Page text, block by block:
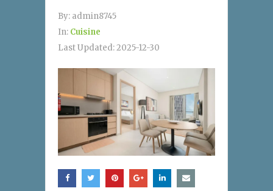
By: admin8745
In: Cuisine
Last Updated:2025-12-30